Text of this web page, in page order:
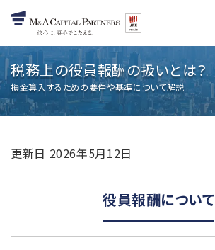
税務上の役員報酬の扱いとは？
損金算入するための要件や基準について解説
更新日 2026年5月12日
役員報酬について